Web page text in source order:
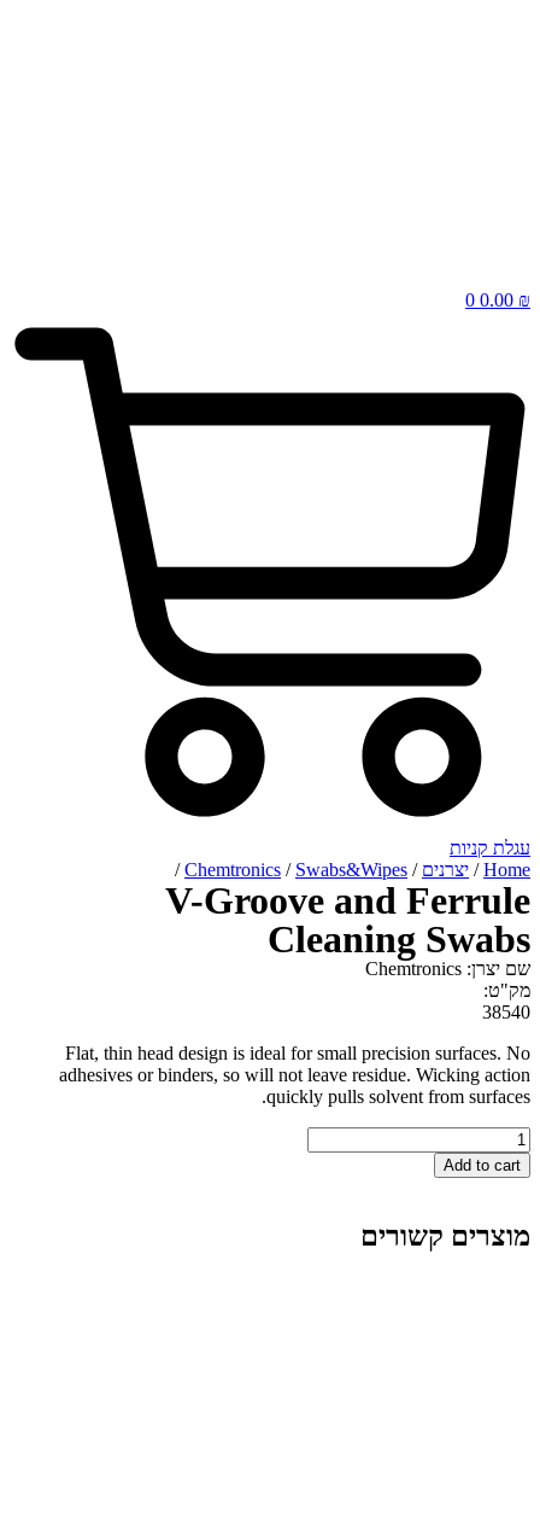
/
Chemtronics/Swabs&Wipes
/
V-Groove and
Cleaning
Flat, thin head design is ideal for small precision
adhesives or binders, so will not leave residue.
quickly pulls solvent
קשורים